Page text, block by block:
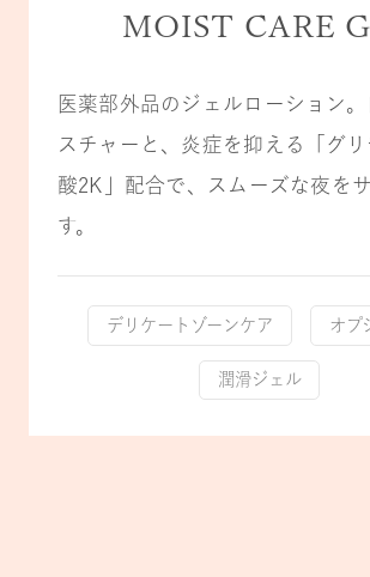
MOIST CARE
医薬部外品のジェルローション
スチャーと、炎症を抑える「グ
酸2K」配合で、スムーズな夜を
す。
デリケートゾーンケア オプ
潤滑ジェル